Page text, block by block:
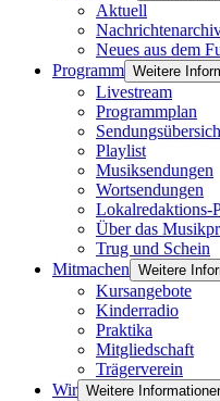
Aktuell
Neues aus dem
Programm Weitere
Livestream
Programmplan
Playlist
Musiksendungen
Wortsendungen
Lokalredaktions-
Über das
Trug und Schein
Mitmachen Weitere
Kursangebote
Kinderradio
Praktika
Mitgliedschaft
Trägerverein
Wir Weitere